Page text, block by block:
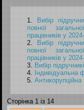
Вибір
повної
працівників у
Вибір
повної
працівників у
Вибір
Індивідуальна
Сторінка 1 із 14